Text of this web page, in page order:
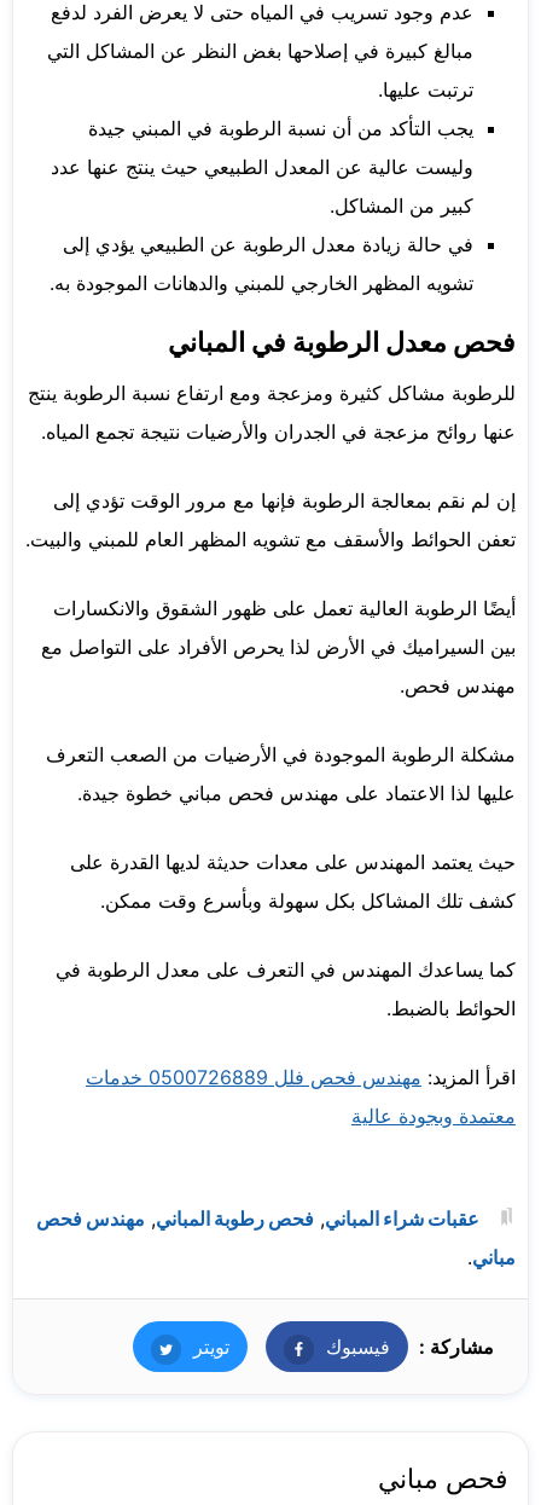
عدم وجود تسريب في المياه حتى لا يعرض الفرد لدفع
مبالغ كبيرة في إصلاحها بغض النظر عن المشاكل التي
ترتبت عليها.
يجب التأكد من أن نسبة الرطوبة في المبني جيدة
وليست عالية عن المعدل الطبيعي حيث ينتج عنها عدد
كبير من المشاكل.
في حالة زيادة معدل الرطوبة عن الطبيعي يؤدي إلى
تشويه المظهر الخارجي للمبني والدهانات الموجودة به.
فحص معدل الرطوبة في المباني
للرطوبة مشاكل كثيرة ومزعجة ومع ارتفاع نسبة الرطوبة ينتج
عنها روائح مزعجة في الجدران والأرضيات نتيجة تجمع المياه.
إن لم نقم بمعالجة الرطوبة فإنها مع مرور الوقت تؤدي إلى
تعفن الحوائط والأسقف مع تشويه المظهر العام للمبني والبيت.
أيضًا الرطوبة العالية تعمل على ظهور الشقوق والانكسارات
بين السيراميك في الأرض لذا يحرص الأفراد على التواصل مع
مهندس فحص.
مشكلة الرطوبة الموجودة في الأرضيات من الصعب التعرف
عليها لذا الاعتماد على مهندس فحص مباني خطوة جيدة.
حيث يعتمد المهندس على معدات حديثة لديها القدرة على
كشف تلك المشاكل بكل سهولة وبأسرع وقت ممكن.
كما يساعدك المهندس في التعرف على معدل الرطوبة في
الحوائط بالضبط.
اقرأ المزيد:
مهندس فحص فلل 0500726889 خدمات
معتمدة وبجودة عالية
عقبات شراء المباني, فحص رطوبة المباني, مهندس فحص
مباني.
مشاركة : فيسبوك فيسبوكتويتر تويتر
فحص مباني